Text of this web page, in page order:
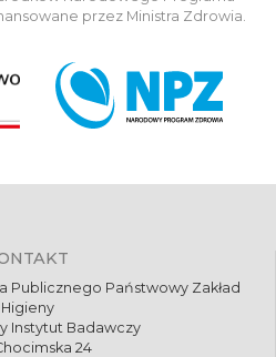
przez Ministra Zdrowia.
Publicznego Państwowy Zakład
Higieny
Instytut Badawczy
24